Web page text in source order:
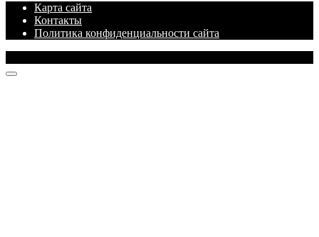
Карта сайта
Контакты
Политика конфиденциальности сайта